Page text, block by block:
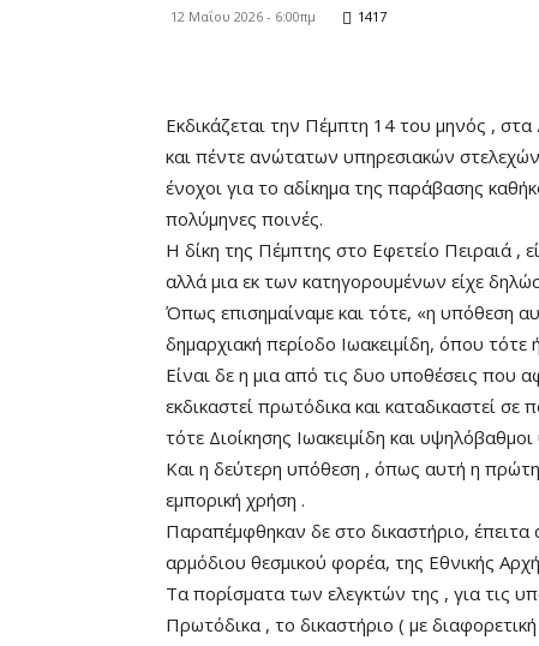
12 Μαΐου 2026 - 6:00πμ 1417
Εκδικάζεται την Πέμπτη 14 του μηνός ,
και πέντε ανώτατων υπηρεσιακών
ένοχοι για το αδίκημα της παράβασης
πολύμηνες ποινές.
Η δίκη της Πέμπτης στο Εφετείο Πειραιά ,
αλλά μια εκ των κατηγορουμένων είχε
Όπως επισημαίναμε και τότε, «η υπόθεση
δημαρχιακή περίοδο Ιωακειμίδη, όπου τότε
Είναι δε η μια από τις δυο υποθέσεις που
εκδικαστεί πρωτόδικα και καταδικαστεί
τότε Διοίκησης Ιωακειμίδη και
Και η δεύτερη υπόθεση , όπως αυτή η
εμπορική χρήση .
Παραπέμφθηκαν δε στο δικαστήριο,
αρμόδιου θεσμικού φορέα, της Εθνικής
Τα πορίσματα των ελεγκτών της , για τις
Πρωτόδικα , το δικαστήριο ( με